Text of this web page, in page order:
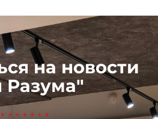
на новости
Разума"